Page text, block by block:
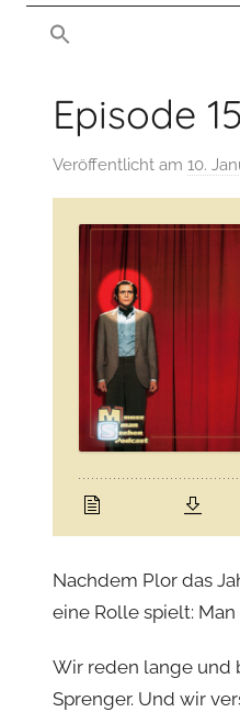
man
sehen
Film-
Podcast
mussmansehen.de
Episode
Veröffentlicht am 10.
Nachdem Plor das
eine Rolle spielt:
Wir reden lange und
Sprenger. Und wir